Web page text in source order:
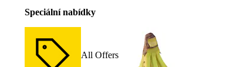
Speciální nabídky
All Offers